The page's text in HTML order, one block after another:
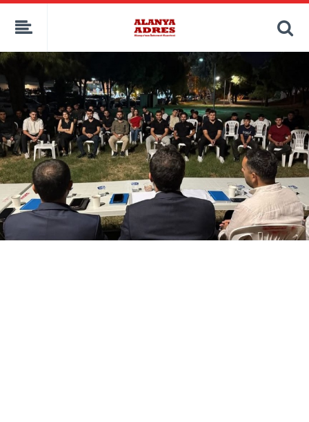
kaçak bahis
deneme bonusu
canlı bahis siteleri
deneme bonusu veren siteler
bahis siteleri
porno izle